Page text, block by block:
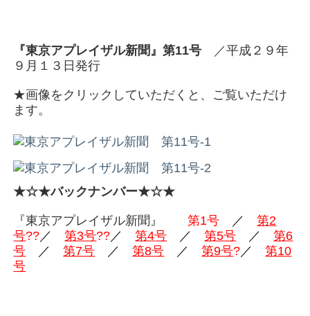
『東京アプレイザル新聞』第11号 ／平成２９年
９月１３日発行
★画像をクリックしていただくと、ご覧いただけ
ます。
★☆★バックナンバー★☆★
『東京アプレイザル新聞』第1号 ／第2
号??／ 第3号??／ 第4号 ／第5号 ／第6
号
／第7号 ／第8号 ／第9号?／
第10
号